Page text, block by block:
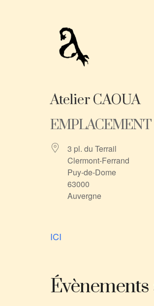
Atelier CAOUA
EMPLACEMENT
3 pl. du Terrail
Clermont-Ferrand
Puy-de-Dome
63000
Auvergne
ICI